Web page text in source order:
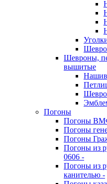
Шевроны,
вышитые
Погоны
Погоны
Погоны
Погоны
Погоны из
0606 -
Погоны из
канителью -